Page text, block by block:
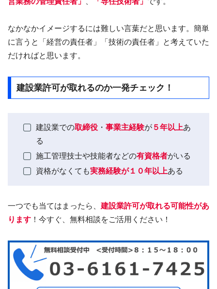
なかなかイメージするには難しい言葉だと思います。簡単
に言うと「経営の責任者」「技術の責任者」と考えていた
だければと思います。
建設業許可が取れるのか一発チェック！
建設業での取締役・ 事業主経験が５年以上あ
る
施工管理技士や技能者などの有資格者がいる
資格がなくても実務経験が１０年以上ある
一つでも当てはまったら、 建設業許可が取れる可能性があ
ります ！今すぐ、無料相談をご活用ください！